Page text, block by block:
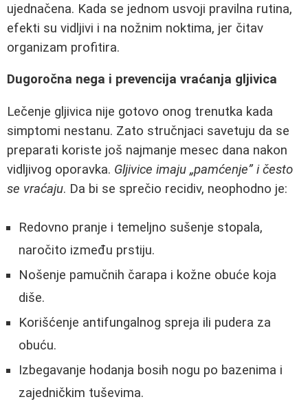
ujednačena. Kada se jednom usvoji pravilna rutina,
efekti su vidljivi i na nožnim noktima, jer čitav
organizam profitira.
Dugoročna nega i prevencija vraćanja gljivica
Lečenje gljivica nije gotovo onog trenutka kada
simptomi nestanu. Zato stručnjaci savetuju da se
preparati koriste još najmanje mesec dana nakon
vidljivog oporavka. Gljivice imaju „pamćenje” i često
se vraćaju. Da bi se sprečio recidiv, neophodno je:
Redovno pranje i temeljno sušenje stopala,
naročito između prstiju.
Nošenje pamučnih čarapa i kožne obuće koja
diše.
Korišćenje antifungalnog spreja ili pudera za
obuću.
Izbegavanje hodanja bosih nogu po bazenima i
zajedničkim tuševima.